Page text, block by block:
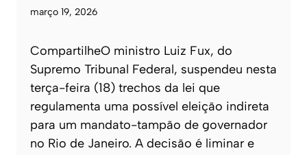
março 19, 2026
CompartilheO ministro Luiz Fux, do
Supremo Tribunal Federal, suspendeu nesta
terça-feira (18) trechos da lei que
regulamenta uma possível eleição indireta
para um mandato-tampão de governador
no Rio de Janeiro. A decisão é liminar e